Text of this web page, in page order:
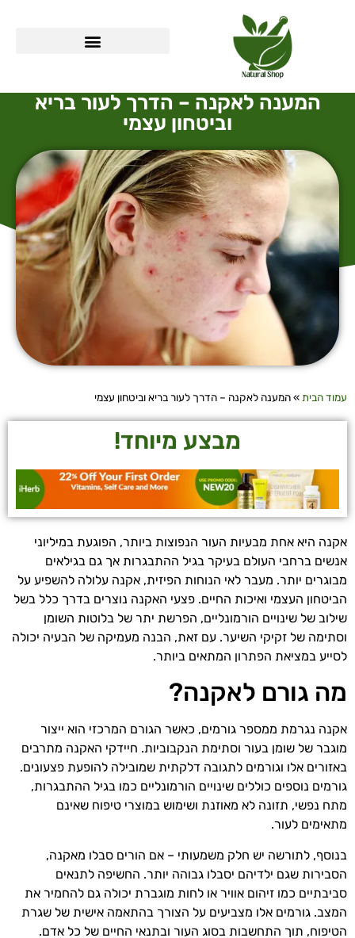
המענה לאקנה – הדרך לעור בריא
וביטחון עצמי
עמוד הבית »המענה לאקנה – הדרך לעור בריא וביטחון עצמי
מבצע מיוחד!
אקנה היא אחת מבעיות העור הנפוצות ביותר, הפוגעת במיליוני
אנשים ברחבי העולם בעיקר בגיל ההתבגרות אך גם בגילאים
מבוגרים יותר. מעבר לאי הנוחות הפיזית, אקנה עלולה להשפיע על
הביטחון העצמי ואיכות החיים. פצעי האקנה נוצרים בדרך כלל בשל
שילוב של שינויים הורמונליים, הפרשת יתר של בלוטות השומן
וסתימה של זקיקי השיער. עם זאת, הבנה מעמיקה של הבעיה יכולה
לסייע במציאת הפתרון המתאים ביותר.
מה גורם לאקנה?
אקנה נגרמת ממספר גורמים, כאשר הגורם המרכזי הוא ייצור
מוגבר של שומן בעור וסתימת הנקבוביות. חיידקי האקנה מתרבים
באזורים אלו וגורמים לתגובה דלקתית שמובילה להופעת פצעונים.
גורמים נוספים כוללים שינויים הורמונליים כמו בגיל ההתבגרות,
מתח נפשי, תזונה לא מאוזנת ושימוש במוצרי טיפוח שאינם
מתאימים לעור.
בנוסף, לתורשה יש חלק משמעותי – אם הורים סבלו מאקנה,
הסבירות שגם ילדיהם יסבלו גבוהה יותר. החשיפה לתנאים
סביבתיים כמו זיהום אוויר או לחות מוגברת יכולה גם להחמיר את
המצב. גורמים אלו מצביעים על הצורך בהתאמה אישית של שגרת
הטיפוח, תוך התחשבות בסוג העור ובתנאי החיים של כל אדם.